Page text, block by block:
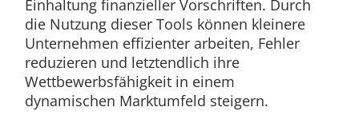
Einhaltung finanzieller Vorschriften. Durch
die Nutzung dieser Tools können kleinere
Unternehmen effizienter arbeiten, Fehler
reduzieren und letztendlich ihre
Wettbewerbsfähigkeit in einem
dynamischen Marktumfeld steigern.